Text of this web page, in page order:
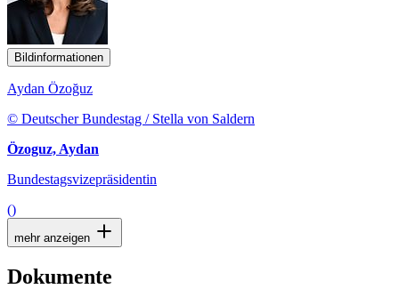
Bildinformationen
Aydan Özoğuz
© Deutscher Bundestag / Stella von Saldern
Özoguz, Aydan
Bundestagsvizepräsidentin
()
mehr anzeigen
Dokumente